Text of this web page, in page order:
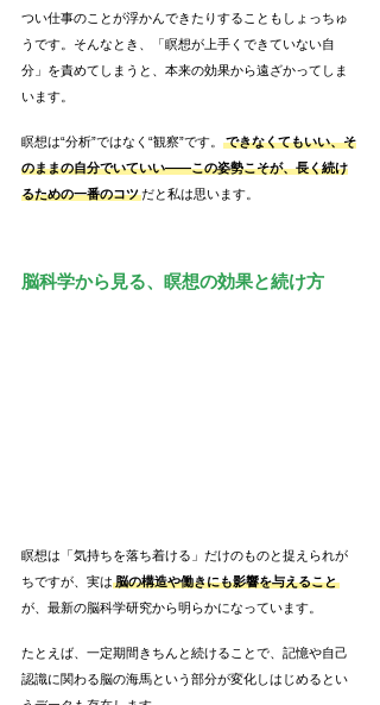
つい仕事のことが浮かんできたりすることもしょっちゅ
うです。そんなとき、「瞑想が上手くできていない自
分」を責めてしまうと、本来の効果から遠ざかってしま
います。
瞑想は“分析”ではなく“観察”です。
できなくてもいい、そ
のままの自分でいていい――この姿勢こそが、長く続け
るための一番のコツだと私は思います。
脳科学から見る、瞑想の効果と続け方
瞑想は「気持ちを落ち着ける」だけのものと捉えられが
ちですが、実は 脳の構造や働きにも影響を与えること
が、最新の脳科学研究から明らかになっています。
たとえば、一定期間きちんと続けることで、記憶や自己
認識に関わる脳の海馬という部分が変化しはじめるとい